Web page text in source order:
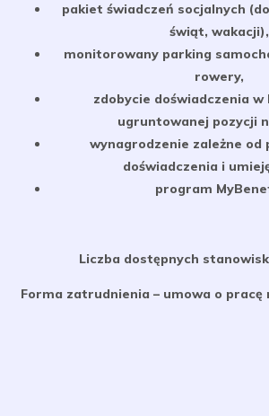
pakiet świadczeń socjalnych
świąt, wakacji),
monitorowany parking
rowery,
zdobycie doświadczenia
ugruntowanej pozycji
wynagrodzenie zależne od
doświadczenia i
program
Liczba dostępnych
Forma zatrudnienia – umowa o pracę